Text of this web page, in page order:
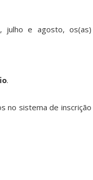
julho e agosto, os(as)
.
no sistema de inscrição